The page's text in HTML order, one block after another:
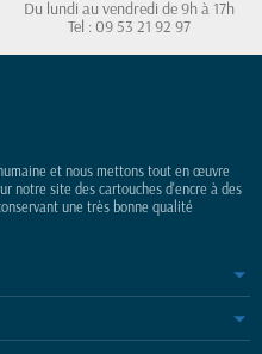
Du lundi au vendredi de 9h à 17h
Tel : 09 53 21 92 97
et nous mettons tout en œuvre
notre site des cartouches d'encre à des
une très bonne qualité